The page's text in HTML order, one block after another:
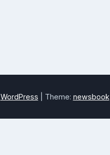
WordPress Theme: newsbook